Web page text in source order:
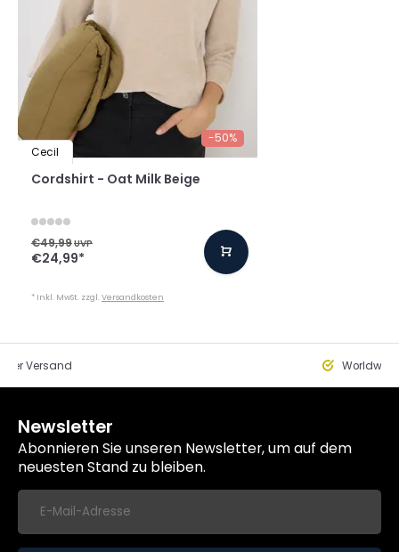
-50%
Cecil
Cordshirt - Oat Milk Beige
€49,99UVP
€24,99*
* Inkl. MwSt. zzgl.Versandkosten
Versand
Newsletter
Abonnieren Sie unseren Newsletter, um auf dem
neuesten Stand zu bleiben.